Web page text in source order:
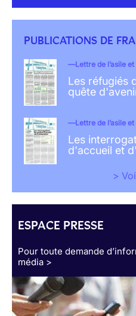
PUBLICATIONS DE
Lettre de l’asile
Les réfugiés
quête
Lettre de l’asile
Les
d'accueil et
>
ESPACE PRESSE
Pour toute demande
média >